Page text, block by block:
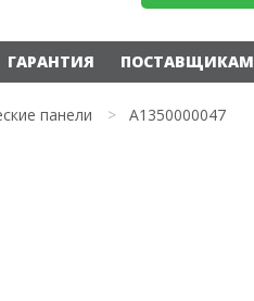
ГАРАНТИЯ ПОСТАВЩИКАМ
панели > A1350000047